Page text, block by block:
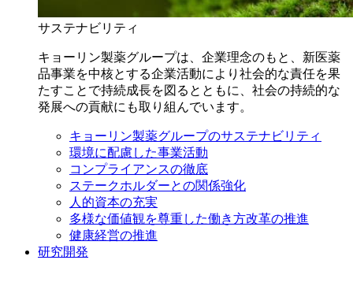
サステナビリティ
キョーリン製薬グループは、企業理念のもと、新医薬
品事業を中核とする企業活動により社会的な責任を果
たすことで持続成長を図るとともに、社会の持続的な
発展への貢献にも取り組んでいます。
キョーリン製薬グループのサステナビリティ
環境に配慮した事業活動
コンプライアンスの徹底
ステークホルダーとの関係強化
人的資本の充実
多様な価値観を尊重した働き方改革の推進
健康経営の推進
研究開発